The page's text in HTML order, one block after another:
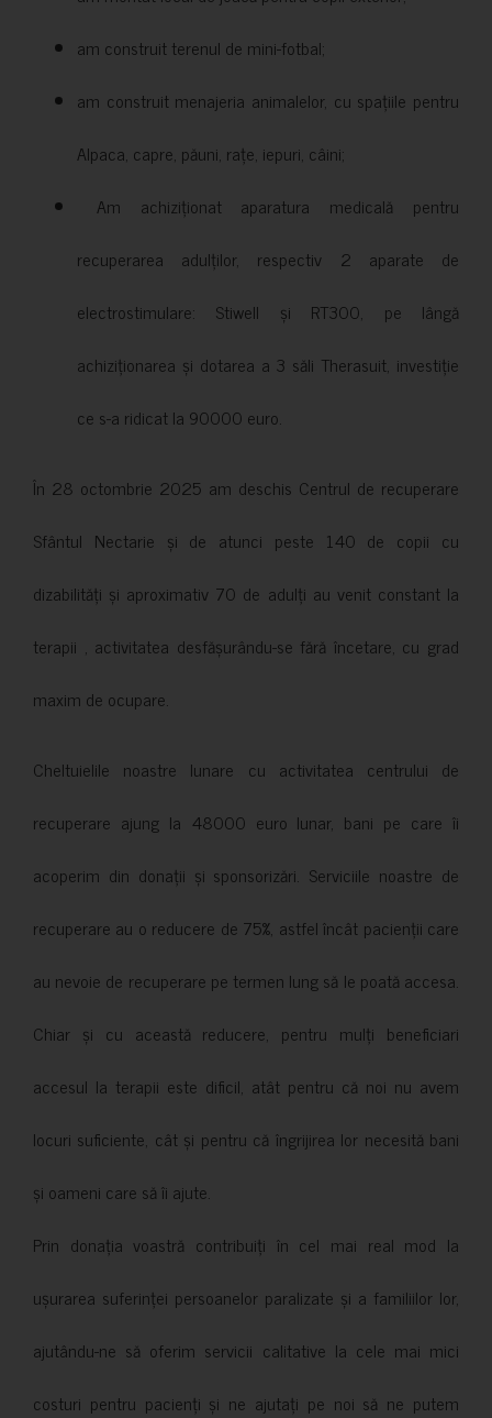
am construit terenul de mini-fotbal;
am construit menajeria animalelor, cu spațiile pentru
Alpaca, capre, păuni, rațe, iepuri, câini;
Am achiziționat aparatura medicală pentru
recuperarea adulților, respectiv 2 aparate de
electrostimulare: Stiwell și RT300, pe lângă
achiziționarea și dotarea a 3 săli Therasuit, investiție
ce s-a ridicat la 90000 euro.
În 28 octombrie 2025 am deschis Centrul de recuperare
Sfântul Nectarie și de atunci peste 140 de copii cu
dizabilități și aproximativ 70 de adulți au venit constant la
terapii , activitatea desfășurându-se fără încetare, cu grad
maxim de ocupare.
Cheltuielile noastre lunare cu activitatea centrului de
recuperare ajung la 48000 euro lunar, bani pe care îi
acoperim din donații și sponsorizări. Serviciile noastre de
recuperare au o reducere de 75%, astfel încât pacienții care
au nevoie de recuperare pe termen lung să le poată accesa.
Chiar și cu această reducere, pentru mulți beneficiari
accesul la terapii este dificil, atât pentru că noi nu avem
locuri suficiente, cât și pentru că îngrijirea lor necesită bani
și oameni care să îi ajute.
Prin donația voastră contribuiți în cel mai real mod la
ușurarea suferinței persoanelor paralizate și a familiilor lor,
ajutându-ne să oferim servicii calitative la cele mai mici
costuri pentru pacienți și ne ajutați pe noi să ne putem